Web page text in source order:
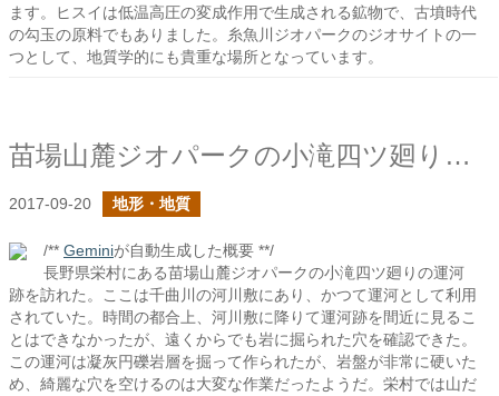
ます。ヒスイは低温高圧の変成作用で生成される鉱物で、古墳時代
の勾玉の原料でもありました。糸魚川ジオパークのジオサイトの一
つとして、地質学的にも貴重な場所となっています。
苗場山麓ジオパークの小滝四ツ廻りの運河跡
2017-09-20 地形・地質
/** Geminiが自動生成した概要 **/
長野県栄村にある苗場山麓ジオパークの小滝四ツ廻りの運河
跡を訪れた。ここは千曲川の河川敷にあり、かつて運河として利用
されていた。時間の都合上、河川敷に降りて運河跡を間近に見るこ
とはできなかったが、遠くからでも岩に掘られた穴を確認できた。
この運河は凝灰円礫岩層を掘って作られたが、岩盤が非常に硬いた
め、綺麗な穴を空けるのは大変な作業だったようだ。栄村では山だ